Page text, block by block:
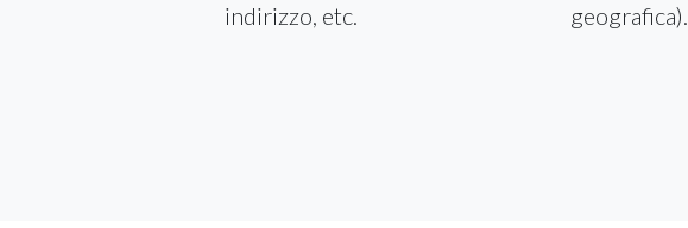
indirizzo, etc.
geografica).